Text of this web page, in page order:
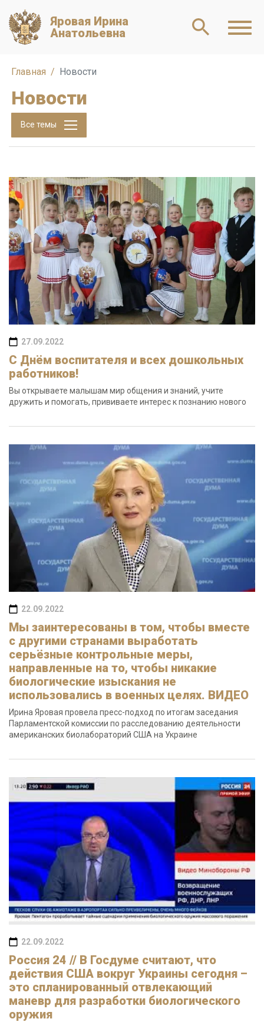
Яровая Ирина
Анатольевна
Главная Новости
Новости
Все темы
27.09.2022
С Днём воспитателя и всех дошкольных
работников!
Вы открываете малышам мир общения и знаний, учите
дружить и помогать, прививаете интерес к познанию нового
22.09.2022
Мы заинтересованы в том, чтобы вместе
с другими странами выработать
серьёзные контрольные меры,
направленные на то, чтобы никакие
биологические изыскания не
использовались в военных целях. ВИДЕО
Ирина Яровая провела пресс-подход по итогам заседания
Парламентской комиссии по расследованию деятельности
американских биолабораторий США на Украине
22.09.2022
Россия 24 // В Госдуме считают, что
действия США вокруг Украины сегодня –
это спланированный отвлекающий
маневр для разработки биологического
оружия